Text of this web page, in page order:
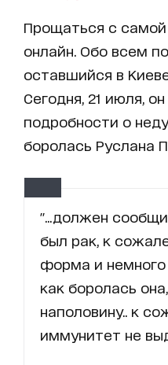
Прощаться с
онлайн. Обо всем
оставшийся в
Сегодня, 21 июля,
подробности о
боролась Руслана
"...должен
был рак, к
форма и немного
как боролась
наполовину.. к
иммунитет не